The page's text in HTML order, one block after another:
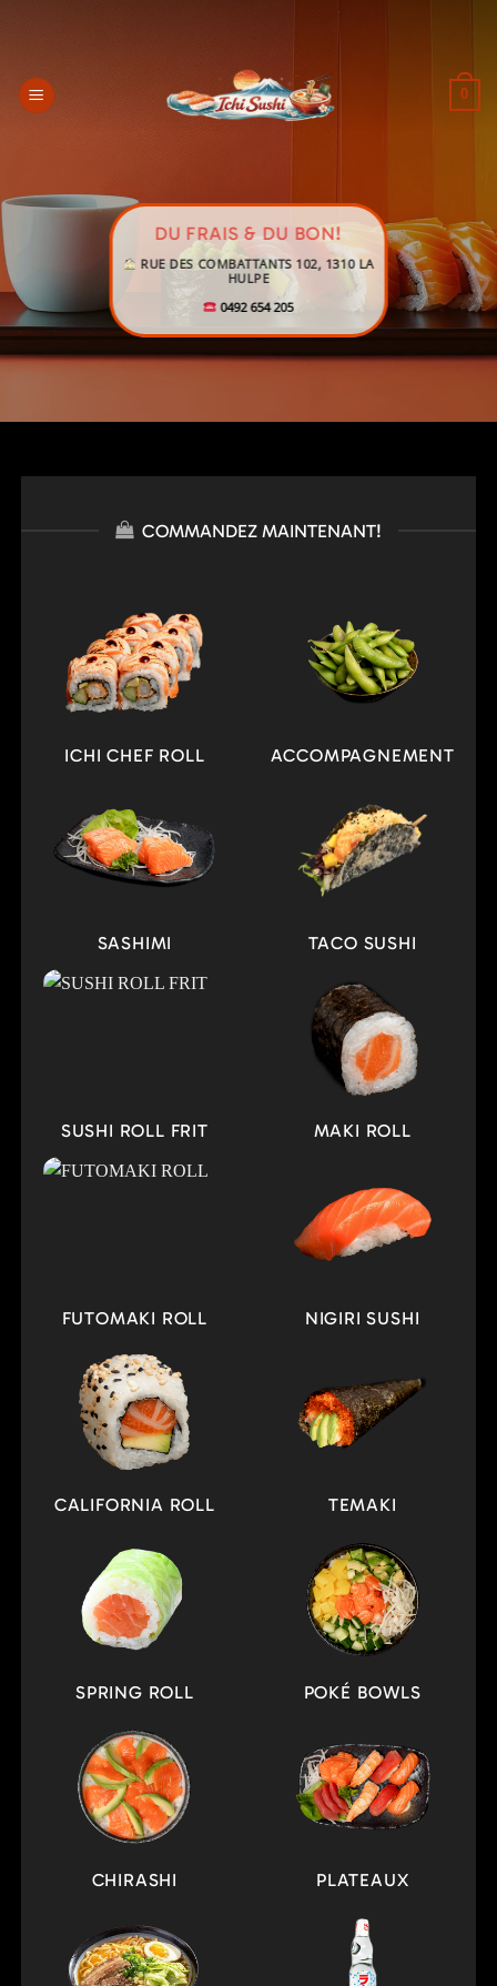
0
DU FRAIS & DU BON!
RUE DES COMBATTANTS 102, 1310 LA
HULPE
0492 654 205
COMMANDEZ MAINTENANT!
ICHI CHEF ROLL ACCOMPAGNEMENT
SASHIMI TACO SUSHI
SUSHI ROLL FRIT MAKI ROLL
FUTOMAKI ROLL NIGIRI SUSHI
CALIFORNIA ROLL TEMAKI
SPRING ROLL POKÉ BOWLS
CHIRASHI PLATEAUX